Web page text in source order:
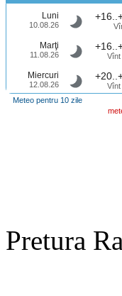
Luni
10.08.26
Marţi
11.08.26 Vînt
Miercuri
12.08.26
Vînt
Meteo pentru 10 zile
Pretura